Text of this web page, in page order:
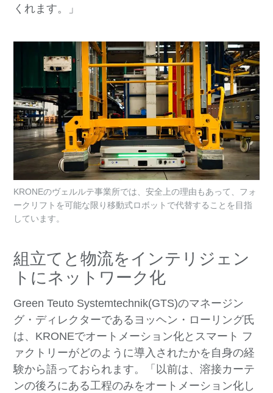
くれます。」
KRONEのヴェルルテ事業所では、安全上の理由もあって、フォ
ークリフトを可能な限り移動式ロボットで代替することを目指
しています。
組立てと物流をインテリジェン
トにネットワーク化
Green Teuto Systemtechnik(GTS)のマネージン
グ・ディレクターであるヨッヘン・ローリング氏
は、KRONEでオートメーション化とスマート フ
ァクトリーがどのように導入されたかを自身の経
験から語っておられます。「以前は、溶接カーテ
ンの後ろにある工程のみをオートメーション化し